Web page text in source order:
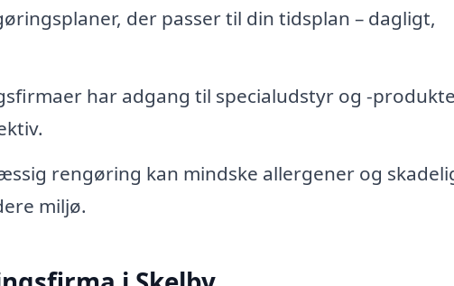
der passer til din tidsplan – dagligt,
har adgang til specialudstyr og -
rengøring kan mindske allergener og
miljø.